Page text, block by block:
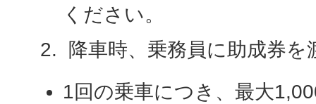
ください。
降車時、乗務員に助成券
1回の乗車につき、最大